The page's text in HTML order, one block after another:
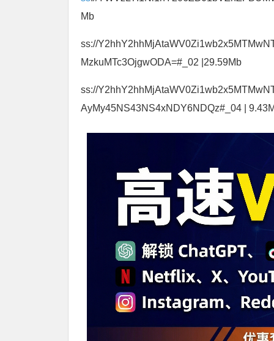
Mb
ss://
MzkuMTc3OjgwODA=#_02 |29.59Mb
ss://
AyMy45NS43NS4xNDY6NDQz#_04 |